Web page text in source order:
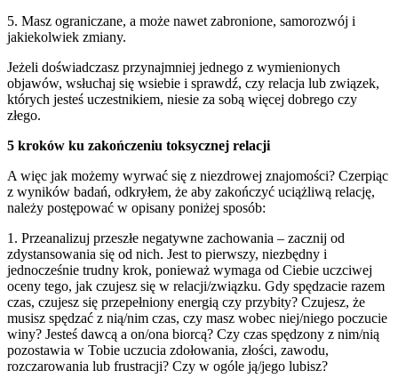
5. Masz ograniczane, a może nawet zabronione, samorozwój i
jakiekolwiek zmiany.
Jeżeli doświadczasz przynajmniej jednego z wymienionych
objawów, wsłuchaj się wsiebie i sprawdź, czy relacja lub związek,
których jesteś uczestnikiem, niesie za sobą więcej dobrego czy
złego.
5 kroków ku zakończeniu toksycznej relacji
A więc jak możemy wyrwać się z niezdrowej znajomości? Czerpiąc
z wyników badań, odkryłem, że aby zakończyć uciążliwą relację,
należy postępować w opisany poniżej sposób:
1. Przeanalizuj przeszłe negatywne zachowania – zacznij od
zdystansowania się od nich. Jest to pierwszy, niezbędny i
jednocześnie trudny krok, ponieważ wymaga od Ciebie uczciwej
oceny tego, jak czujesz się w relacji/związku. Gdy spędzacie razem
czas, czujesz się przepełniony energią czy przybity? Czujesz, że
musisz spędzać z nią/nim czas, czy masz wobec niej/niego poczucie
winy? Jesteś dawcą a on/ona biorcą? Czy czas spędzony z nim/nią
pozostawia w Tobie uczucia zdołowania, złości, zawodu,
rozczarowania lub frustracji? Czy w ogóle ją/jego lubisz?